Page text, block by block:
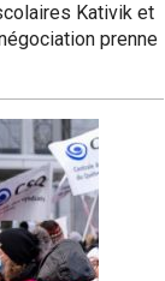
Kativik et
prenne